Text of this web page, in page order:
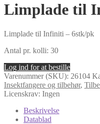
Limplade til
Limplade til Infiniti – 6stk/pk
Antal pr. kolli: 30
Log ind for at bestille
Varenummer (SKU): 26104
Insektfangere og tilbehør,
Licenskrav: Ingen
Beskrivelse
Datablad